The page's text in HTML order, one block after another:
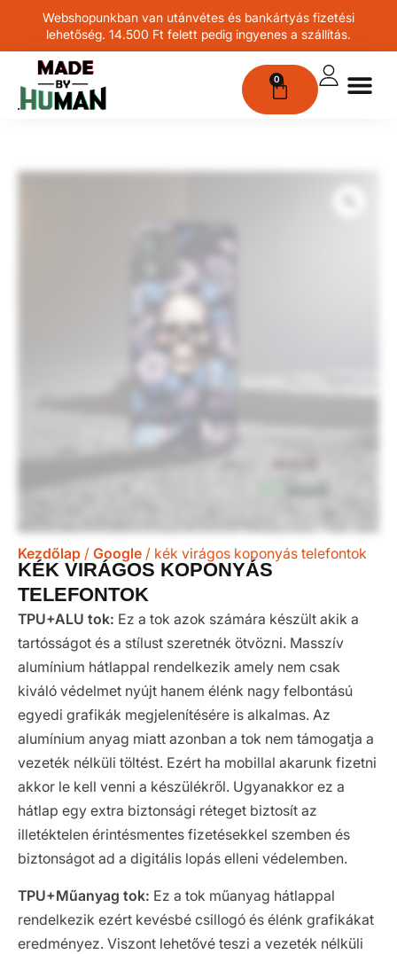
Webshopunkban van utánvétes és bankártyás fizetési
lehetőség. 14.500 Ft felett pedig ingyenes a szállítás.
0
Kezdőlap / Google / kék virágos koponyás telefontok
KÉK VIRÁGOS KOPONYÁS
TELEFONTOK
TPU+ALU tok: Ez a tok azok számára készült akik a
tartósságot és a stílust szeretnék ötvözni. Masszív
alumínium hátlappal rendelkezik amely nem csak
kiváló védelmet nyújt hanem élénk nagy felbontású
egyedi grafikák megjelenítésére is alkalmas. Az
alumínium anyag miatt azonban a tok nem támogatja a
vezeték nélküli töltést. Ezért ha mobillal akarunk fizetni
akkor le kell venni a készülékről. Ugyanakkor ez a
hátlap egy extra biztonsági réteget biztosít az
illetéktelen érintésmentes fizetésekkel szemben és
biztonságot ad a digitális lopás elleni védelemben.
TPU+Műanyag tok: Ez a tok műanyag hátlappal
rendelkezik ezért kevésbé csillogó és élénk grafikákat
eredményez. Viszont lehetővé teszi a vezeték nélküli